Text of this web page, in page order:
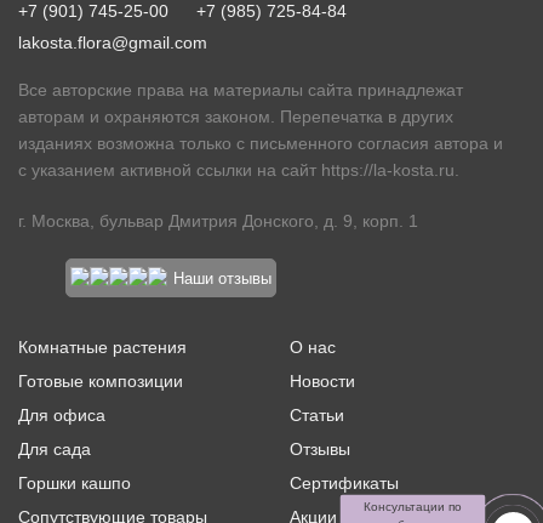
+7 (901) 745-25-00
+7 (985) 725-84-84
lakosta.flora@gmail.com
Все авторские права на материалы сайта принадлежат
авторам и охраняются законом. Перепечатка в других
изданиях возможна только с письменного согласия автора и
с указанием активной ссылки на сайт https://la-kosta.ru
г. Москва, бульвар Дмитрия Донского, д. 9, корп. 1
Наши отзывы
Комнатные растения
Готовые композиции
Для офиса
Для сада
Горшки кашпо
Сопутствующие товары
О нас
Новости
Статьи
Отзывы
Сертификаты
Акции и скидки
Консультации по